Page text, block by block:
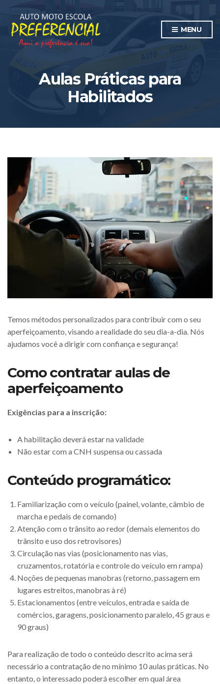
MENU
Aulas Práticas para
Habilitados
Temos métodos personalizados para contribuir com o seu
aperfeiçoamento, visando a realidade do seu dia-a-dia. Nós
ajudamos você a dirigir com confiança e segurança!
Como contratar aulas de
aperfeiçoamento
Exigências para a inscrição:
A habilitação deverá estar na validade
Não estar com a CNH suspensa ou cassada
Conteúdo programático:
Familiarização com o veículo (painel, volante, câmbio de
marcha e pedais de comando)
Atenção com o trânsito ao redor (demais elementos do
trânsito e uso dos retrovisores)
Circulação nas vias (posicionamento nas vias,
cruzamentos, rotatória e controle do veículo em rampa)
Noções de pequenas manobras (retorno, passagem em
lugares estreitos, manobras à ré)
Estacionamentos (entre veículos, entrada e saída de
comércios, garagens, posicionamento paralelo, 45 graus e
90 graus)
Para realização de todo o conteúdo descrito acima será
necessário a contratação de no mínimo 10 aulas práticas. No
entanto, o interessado poderá escolher em qual área